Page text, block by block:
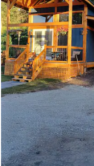
4,77 от 5, 47 отзива